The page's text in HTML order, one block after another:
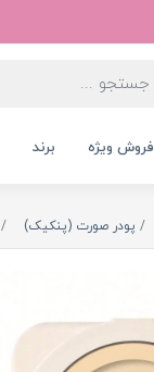
فروش ویژه برند
پودر صورت (پنکیک)